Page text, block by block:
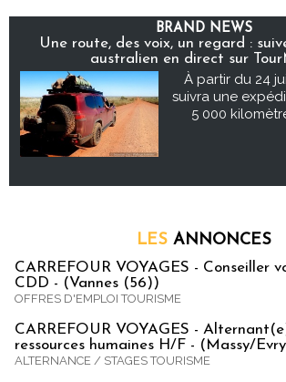
BRAND NEWS
Une route, des voix, un regard :
australien en direct sur
À partir du 24
suivra une
5 000
LES ANNONCES
CARREFOUR VOYAGES - Conseiller
CDD - (Vannes (56))
OFFRES D'EMPLOI TOURISME
CARREFOUR VOYAGES -
ressources humaines H/F - (Massy/
ALTERNANCE / STAGES TOURISME